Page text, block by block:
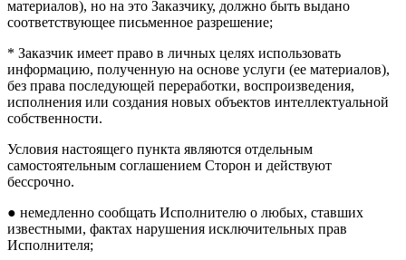
материалов), но на это Заказчику, должно быть выдано
соответствующее письменное разрешение;
* Заказчик имеет право в личных целях использовать
информацию, полученную на основе услуги (ее материалов),
без права последующей переработки, воспроизведения,
исполнения или создания новых объектов интеллектуальной
собственности.
Условия настоящего пункта являются отдельным
самостоятельным соглашением Сторон и действуют
бессрочно.
● немедленно сообщать Исполнителю о любых, ставших
известными, фактах нарушения исключительных прав
Исполнителя;